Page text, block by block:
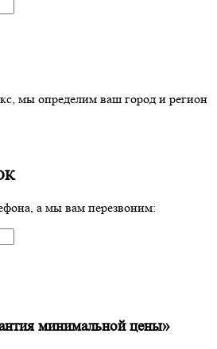
мы определим ваш город и регион
а мы вам перезвоним:
минимальной цены»